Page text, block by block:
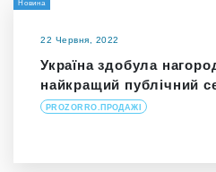
Новина
22 Червня, 2022
Україна здобула
найкращий публічний
PROZORRO.ПРОДАЖІ